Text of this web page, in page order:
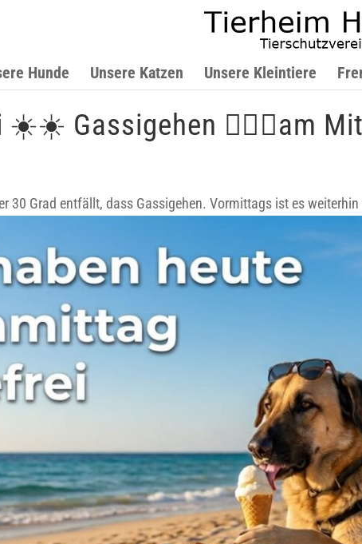
Hunde Unsere Katzen Unsere Kleintiere
Gassigehen 🐕‍🦺🦮am
30 Grad entfällt, dass Gassigehen. Vormittags ist es